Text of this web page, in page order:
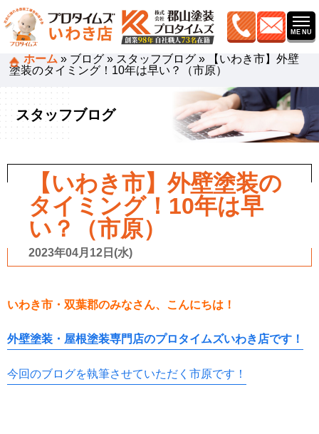
ホーム » ブログ » スタッフブログ »
【いわき市】外壁
塗装のタイミング！10年は早い？（市原）
スタッフブログ
【いわき市】外壁塗装の
タイミング！10年は早
い？（市原）
2023年04月12日(水)
いわき市・双葉郡のみなさん、こんにちは！
外壁塗装・屋根塗装専門店のプロタイムズいわき店です！
今回のブログを執筆させていただく市原です！